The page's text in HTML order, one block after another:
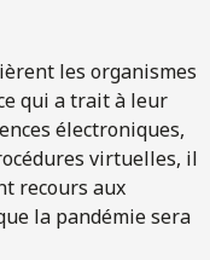
les organismes
qui a trait à leur
électroniques,
virtuelles, il
recours aux
la pandémie sera